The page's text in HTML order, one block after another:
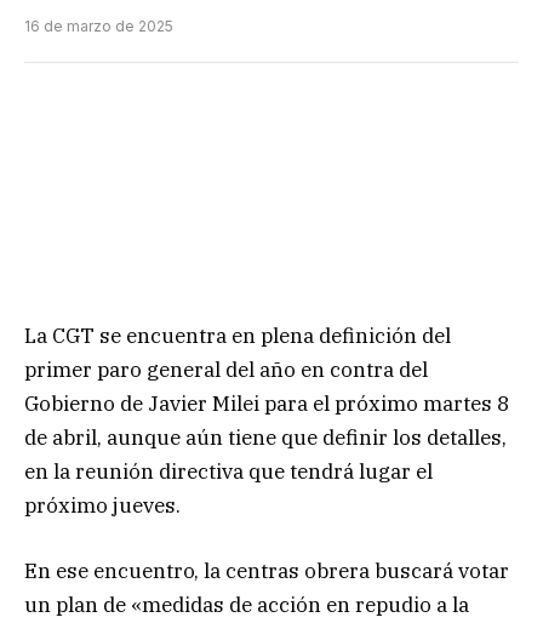
16 de marzo de 2025
La CGT se encuentra en plena definición del
primer paro general del año en contra del
Gobierno de Javier Milei para el próximo martes 8
de abril, aunque aún tiene que definir los detalles,
en la reunión directiva que tendrá lugar el
próximo jueves.
En ese encuentro, la centras obrera buscará votar
un plan de «medidas de acción en repudio a la